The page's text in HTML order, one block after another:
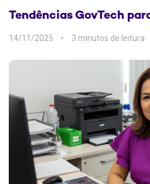
Tendências GovTech
14/11/2025 3 min